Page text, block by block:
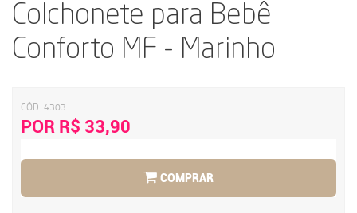
Colchonete para Bebê
Conforto MF - Marinho
CÓD: 4303
POR R$ 33,90
COMPRAR